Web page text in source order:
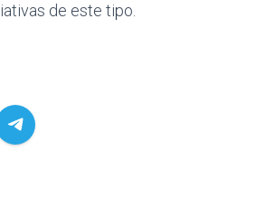
de este tipo.